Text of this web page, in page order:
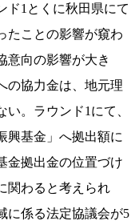
ド1とくに秋田県にて
たことの影響が窺わ
意向の影響が大き
の協力金は、地元理
。ラウンド1にて、
興基金」へ拠出額に
金拠出金の位置づけ
関わると考えられ
に係る法定協議会が5